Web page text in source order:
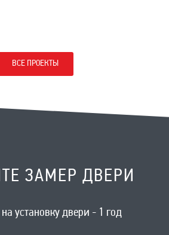
ВСЕ ПРОЕКТЫ
ЗАМЕР ДВЕРИ
установку двери - 1 год